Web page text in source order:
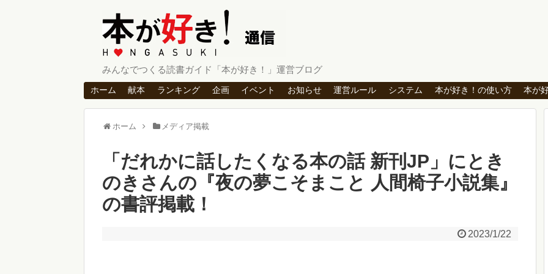
みんなでつくる読書ガイド「本が好き！」運営ブログ
ホーム 献本 ランキング 企画 イベント お知らせ 運営ルール システム 本が好き！の使い方 本が
ホーム メディア掲載
「だれかに話したくなる本の話 新刊JP」にとき
のきさんの『夜の夢こそまこと 人間椅子小説集』
の書評掲載！
2023/1/22